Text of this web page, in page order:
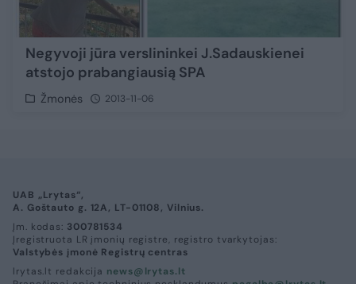
Negyvoji jūra verslininkei J.Sadauskienei
atstojo prabangiausią SPA
Žmonės 2013-11-06
UAB „Lrytas“,
A. Goštauto g. 12A, LT-01108, Vilnius.
Įm. kodas: 300781534
Įregistruota LR įmonių registre, registro tvarkytojas:
Valstybės įmonė Registrų centras
lrytas.lt redakcija news@lrytas.lt